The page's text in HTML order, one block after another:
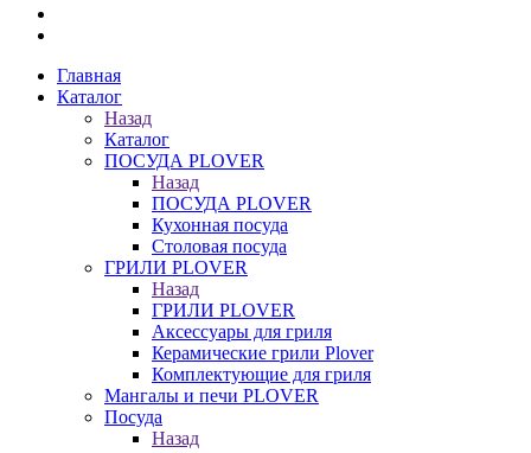
Главная
Каталог
Назад
Каталог
ПОСУДА PLOVER
Назад
ПОСУДА PLOVER
Кухонная посуда
Столовая посуда
ГРИЛИ PLOVER
Назад
ГРИЛИ PLOVER
Аксессуары для гриля
Керамические грили Plover
Комплектующие для гриля
Мангалы и печи PLOVER
Посуда
Назад